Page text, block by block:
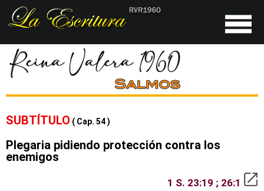
SUBTÍTULO ( Cap. 54 )
Plegaria pidiendo protección contra los
enemigos
1 S. 23:19 ; 26:1